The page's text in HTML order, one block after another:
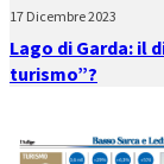
17 Dicembre 2023
Lago di Garda: il
turismo”?